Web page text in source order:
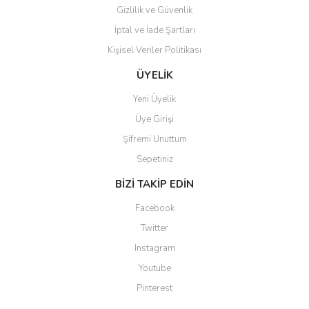
Gizlilik ve Güvenlik
İptal ve İade Şartları
Kişisel Veriler Politikası
ÜYELİK
Yeni Üyelik
Üye Girişi
Şifremi Unuttum
Sepetiniz
BİZİ TAKİP EDİN
Facebook
Twitter
Instagram
Youtube
Pinterest